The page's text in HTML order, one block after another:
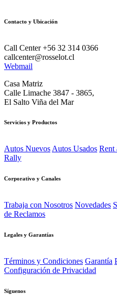
Contacto y Ubicación
Call Center +56 32 314 0366
callcenter@rosselot.cl
Webmail
Casa Matriz
Calle Limache 3847 - 3865,
El Salto Viña del Mar
Servicios y Productos
Autos NuevosAutos Usados Rent
Rally
Corporativo y Canales
Trabaja con Nosotros Novedades
de Reclamos
Legales y Garantías
Términos y Condiciones Garantía
Configuración de Privacidad
Síguenos